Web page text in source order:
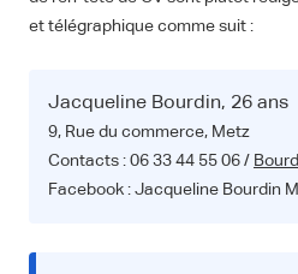
et télégraphique comme suit :
Jacqueline Bourdin, 26 ans
9, Rue du commerce, Metz
Contacts : 06 33 44 55 06 /
Facebook : Jacqueline Bourdin